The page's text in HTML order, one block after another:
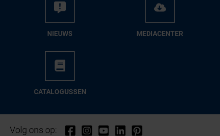
NIEUWS ME­DIA­CEN­TER
CA­TA­LO­GUS­SEN
Volg ons op: